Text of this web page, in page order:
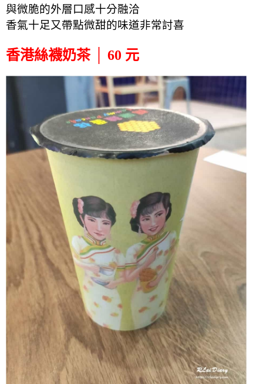
與微脆的外層口感十分融洽
香氣十足又帶點微甜的味道非常討喜
香港絲襪奶茶 │ 60 元